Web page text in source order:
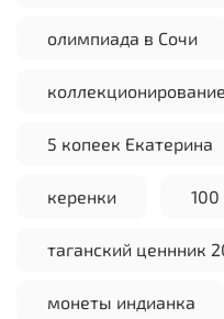
олимпиада в Сочи
5 копеек Екатерина
керенки
таганский ценнник
монеты индианка